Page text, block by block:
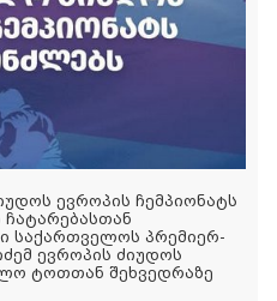
ევროპის ჩემპიონატს
ჩატარებასთან
საქართველოს პრემიერ-
ევროპის ძიუდოს
ტოთთან შეხვედრაზე